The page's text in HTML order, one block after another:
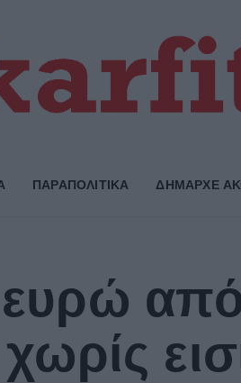
ΠΑΡΑΠΟΛΙΤΙΚΑ ΔΗΜΑΡΧE